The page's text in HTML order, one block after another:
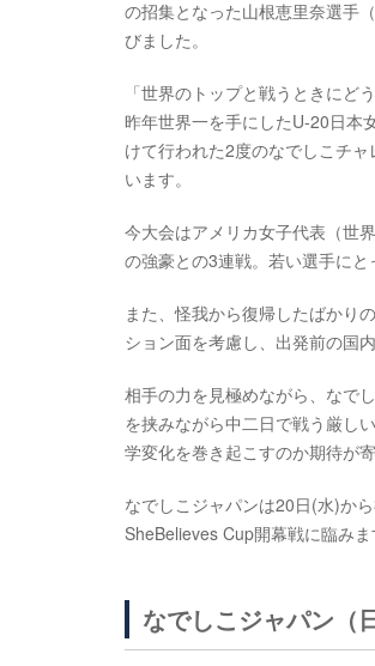
の招集となった山根恵里奈選手
びました。
「世界のトップと戦うときにど
昨年世界一を手にしたU-20日本
けて行われた2度のなでしこチ
います。
今大会はアメリカ女子代表（世
の強豪との3連戦。若い選手に
また、怪我から復帰したばかり
ション面を考慮し、出発前の国
相手の力を見極めながら、なで
を挟みながら中二日で戦う厳し
学変化を巻き起こすのか期待が寄
なでしこジャパンは20日(水)か
SheBelieves Cup開幕戦に臨みま
なでしこジャパン（